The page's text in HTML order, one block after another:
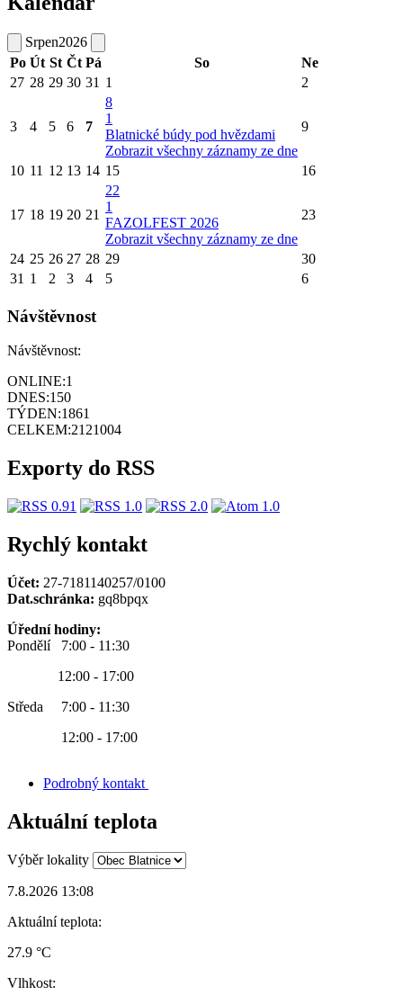
Srpen2026
Po Út St Čt Pá So
Ne
27 28 29 30 31 1 2
3 4 5 6 7
8
1
Blatnické búdy pod hvězdami
Zobrazit všechny záznamy ze dne
9
10 11 12 13 14 15 16
17 18 19 20 21
22
1
FAZOLFEST 2026
Zobrazit všechny záznamy ze dne
23
24 25 26 27 28 29
30
31 1 2 3 4 5 6
Návštěvnost
Návštěvnost:
ONLINE:1
DNES:150
TÝDEN:1861
CELKEM:2121004
Exporty do RSS
Rychlý kontakt
Účet: 27-7181140257/0100
Dat.schránka: gq8bpqx
Úřední hodiny:
Pondělí 7:00 - 11:30
12:00 - 17:00
Středa 7:00 - 11:30
12:00 - 17:00
Podrobný kontakt
Aktuální teplota
Výběr lokality
7.8.2026 13:08
Aktuální teplota:
27.9 °C
Vlhkost: